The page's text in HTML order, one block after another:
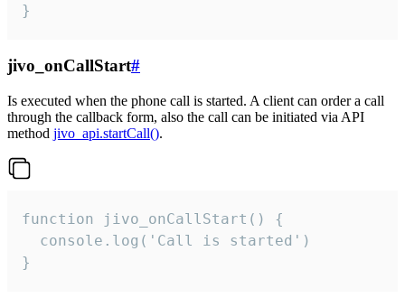
}
jivo_onCallStart#
Is executed when the phone call is started. A client can order a call
through the callback form, also the call can be initiated via API
method jivo_api.startCall().
function jivo_onCallStart() {
  console.log('Call is started')
}